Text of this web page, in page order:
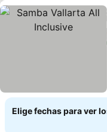
Elige fechas para ver